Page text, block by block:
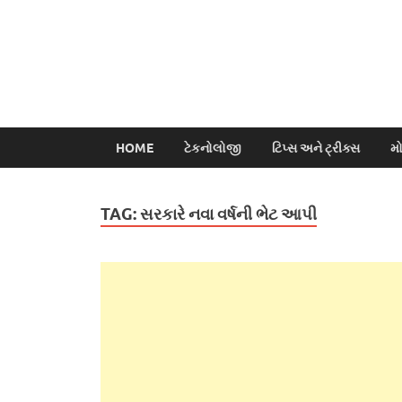
HOME ટેકનોલોજી ટિપ્સ અને ટ્રીક્સ
TAG:સરકારે નવા વર્ષની ભેટ આપી